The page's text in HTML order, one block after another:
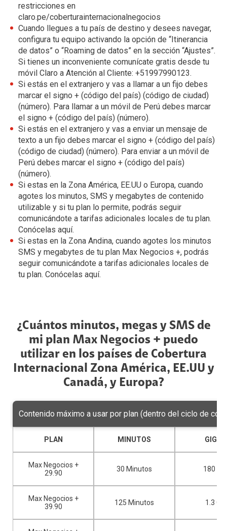
restricciones en
claro.pe/coberturainternacionalnegocios
Cuando llegues a tu país de destino y desees navegar,
configura tu equipo activando la opción de “Itinerancia
de datos” o “Roaming de datos” en la sección “Ajustes”.
Si tienes un inconveniente comunícate gratis desde tu
móvil Claro a Atención al Cliente: +51997990123.
Si estás en el extranjero y vas a llamar a un fijo debes
marcar el signo + (código del país) (código de ciudad)
(número). Para llamar a un móvil de Perú debes marcar
el signo + (código del país) (número).
Si estás en el extranjero y vas a enviar un mensaje de
texto a un fijo debes marcar el signo + (código del país)
(código de ciudad) (número). Para enviar a un móvil de
Perú debes marcar el signo + (código del país)
(número).
Si estas en la Zona América, EE.UU o Europa, cuando
agotes los minutos, SMS y megabytes de contenido
utilizable y si tu plan lo permite, podrás seguir
comunicándote a tarifas adicionales locales de tu plan.
Conócelas aquí.
Si estas en la Zona Andina, cuando agotes los minutos
SMS y megabytes de tu plan Max Negocios +, podrás
seguir comunicándote a tarifas adicionales locales de
tu plan. Conócelas aquí.
¿Cuántos minutos, megas y SMS de
mi plan Max Negocios + puedo
utilizar en los países de Cobertura
Internacional Zona América, EE.UU y
Canadá, y Europa?
Contenido máximo a usar por plan (dentro del ciclo de
PLAN MINUTOS GIGAS
Max Negocios +
29.90
30 Minutos 180 MB
Max Negocios +
39.90
125 Minutos 1.3 GB